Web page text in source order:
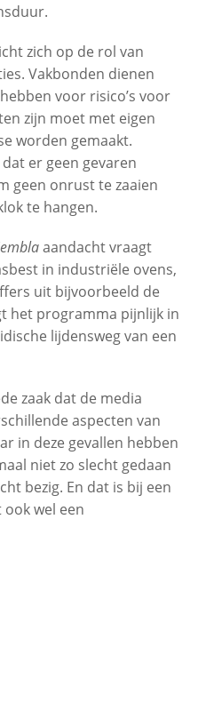
zich op de rol van
Vakbonden dienen
voor risico’s voor
zijn moet met eigen
worden gemaakt.
er geen gevaren
geen onrust te zaaien
te hangen.
aandacht vraagt
in industriële ovens,
uit bijvoorbeeld de
het programma pijnlijk in
lijdensweg van een
zaak dat de media
aspecten van
in deze gevallen hebben
niet zo slecht gedaan
bezig. En dat is bij een
wel een